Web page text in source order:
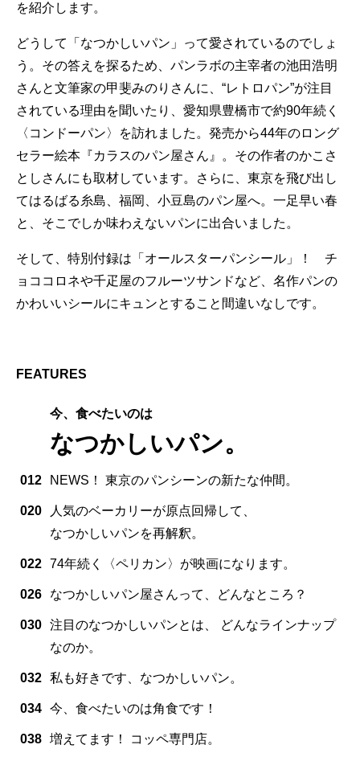
を紹介します。
どうして「なつかしいパン」って愛されているのでしょ
う。その答えを探るため、パンラボの主宰者の池田浩明
さんと文筆家の甲斐みのりさんに、“レトロパン”が注目
されている理由を聞いたり、愛知県豊橋市で約90年続く
〈コンドーパン〉を訪れました。発売から44年のロング
セラー絵本『カラスのパン屋さん』。その作者のかこさ
としさんにも取材しています。さらに、東京を飛び出し
てはるばる糸島、福岡、小豆島のパン屋へ。一足早い春
と、そこでしか味わえないパンに出合いました。
そして、特別付録は「オールスターパンシール」！ チ
ョココロネや千疋屋のフルーツサンドなど、名作パンの
かわいいシールにキュンとすること間違いなしです。
FEATURES
今、食べたいのは
なつかしいパン。
012 NEWS！ 東京のパンシーンの新たな仲間。
020
人気のベーカリーが原点回帰して、
なつかしいパンを再解釈。
022 74年続く〈ペリカン〉が映画になります。
026 なつかしいパン屋さんって、どんなところ？
030 注目のなつかしいパンとは、 どんなラインナップ
なのか。
032 私も好きです、なつかしいパン。
034 今、食べたいのは角食です！
038 増えてます！ コッペ専門店。